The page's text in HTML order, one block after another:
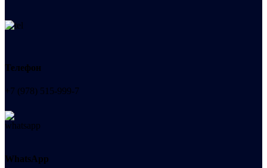
Телефон
+7 (978) 515-999-7
WhatsApp